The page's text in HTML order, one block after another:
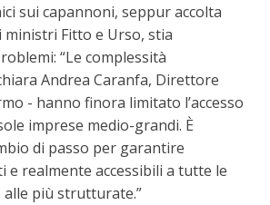
sui capannoni, seppur accolta
ministri Fitto e Urso, stia
“Le complessità
Andrea Caranfa, Direttore
- hanno finora limitato l’accesso
imprese medio-grandi. È
di passo per garantire
e realmente accessibili a tutte le
più strutturate.”